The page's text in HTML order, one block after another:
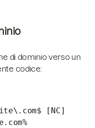
di dominio verso un
codice:
[NC]